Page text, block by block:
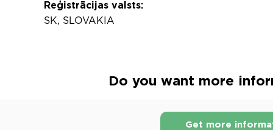
Reģistrācijas valsts:
SK, SLOVAKIA
Do you want more
Get more